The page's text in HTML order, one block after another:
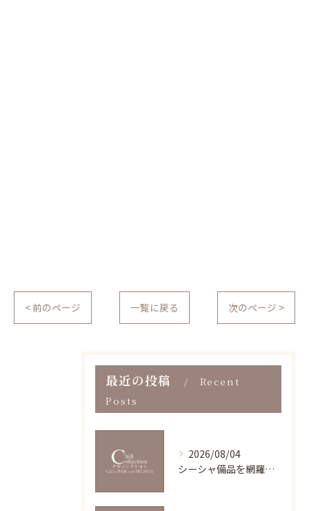
< 前のページ 一覧に戻る 次のページ >
最近の投稿
Recent
Posts
2026/08/04
シーシャ備品を網羅的に整理し初心者も安心して揃える方法と相場・健康リスク徹底解説